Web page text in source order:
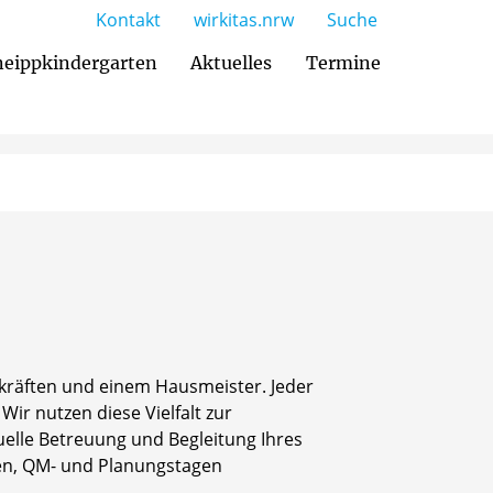
Aktuelles Termine
Kontakt wirkitas.nrw Suche
und einem Hausmeister. Jeder
nutzen diese Vielfalt zur
Betreuung und Begleitung Ihres
QM- und Planungstagen